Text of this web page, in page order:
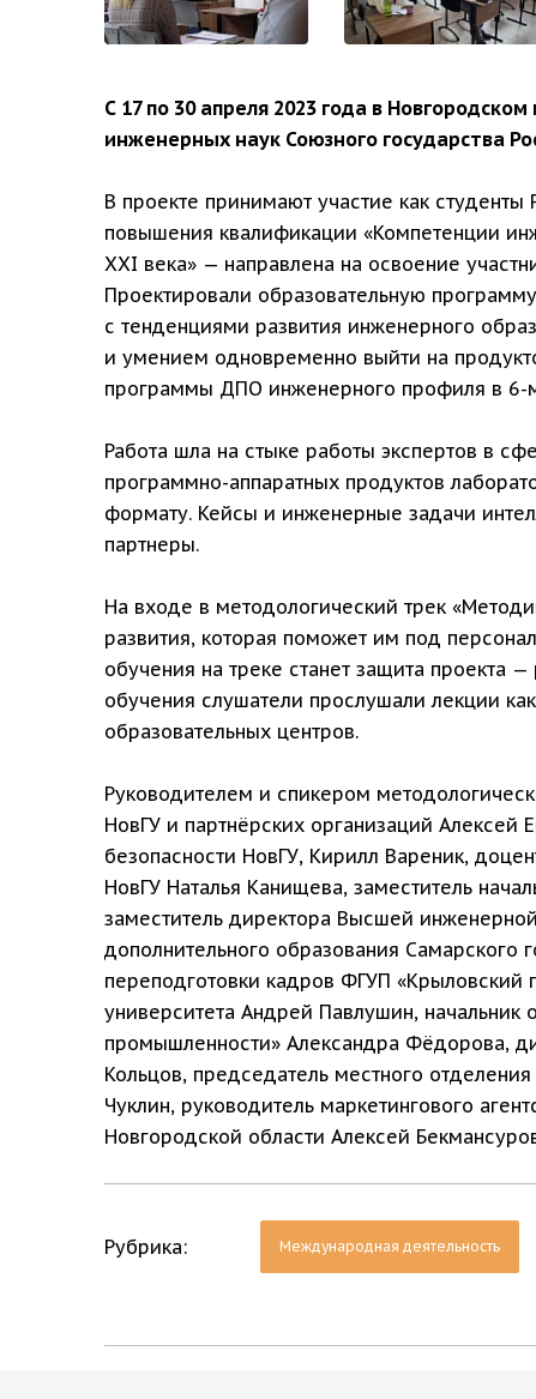
С 17 по 30 апреля 2023 года в
инженерных наук Союзного государства
В проекте принимают участие как
повышения квалификации «Компетенции
XXI века» — направлена на освоение
Проектировали образовательную
с тенденциями развития инженерного
и умением одновременно выйти на
программы ДПО инженерного профиля в 6-
Работа шла на стыке работы экспертов в
программно-аппаратных продуктов
формату. Кейсы и инженерные задачи
партнеры.
На входе в методологический трек
развития, которая поможет им под
обучения на треке станет защита проекта
обучения слушатели прослушали лекции
образовательных центров.
Руководителем и спикером
НовГУ и партнёрских организаций
безопасности НовГУ, Кирилл Вареник,
НовГУ Наталья Канищева, заместитель
заместитель директора Высшей
дополнительного образования Самарского
переподготовки кадров ФГУП «Крыловский
университета Андрей Павлушин, начальник
промышленности» Александра Фёдорова,
Кольцов, председатель местного
Чуклин, руководитель маркетингового
Новгородской области Алексей
Рубрика: Международная деятельность